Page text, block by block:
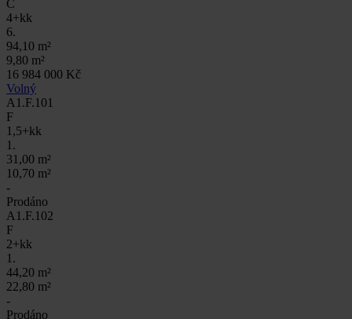
C
4+kk
6.
94,10 m²
9,80 m²
16 984 000 Kč
Volný
A1.F.101
F
1,5+kk
1.
31,00 m²
10,70 m²
-
Prodáno
A1.F.102
F
2+kk
1.
44,20 m²
22,80 m²
-
Prodáno